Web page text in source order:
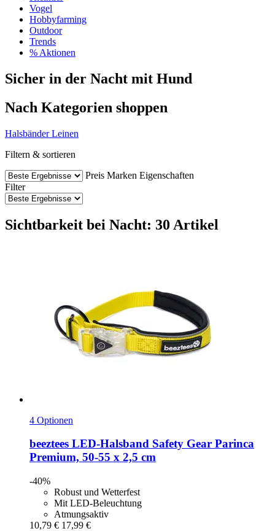
Vogel
Hobbyfarming
Outdoor
Trends
% Aktionen
Sicher in der Nacht mit Hund
Nach Kategorien shoppen
Halsbänder Leinen
Filtern & sortieren
Preis Marken Eigenschaften
Filter
Sichtbarkeit bei Nacht: 30 Artikel
4 Optionen
beeztees LED-​Halsband Safety Gear Parinca
Premium, 50-​55 x 2,5 cm
-40%
Robust und Wetterfest
Mit LED-Beleuchtung
Atmungsaktiv
10,79 € 17,99 €